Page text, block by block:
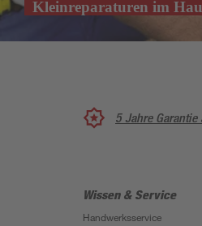
Kleinreparaturen im
5 Jahre
Wissen & Service
Handwerksservice